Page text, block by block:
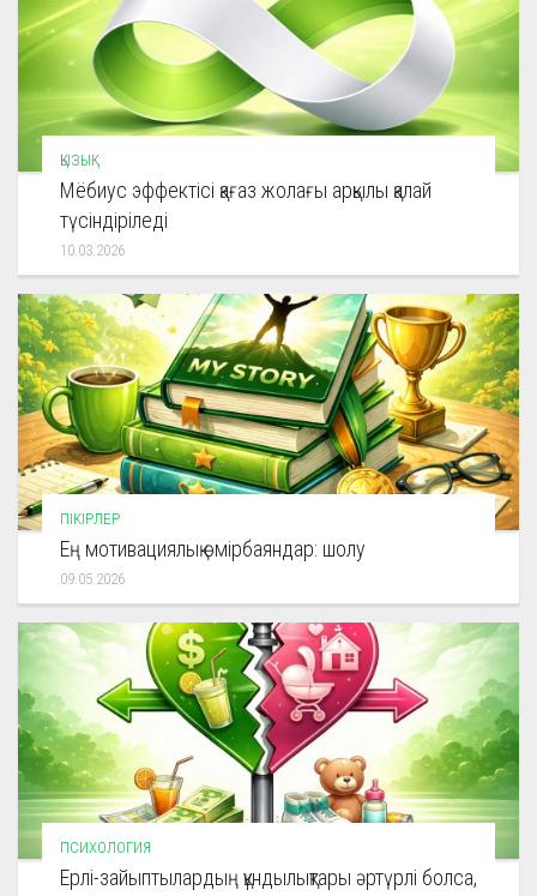
ҚЫЗЫҚ
Мёбиус эффектісі қағаз жолағы арқылы қалай
түсіндіріледі
10.03.2026
ПІКІРЛЕР
Ең мотивациялық өмірбаяндар: шолу
09.05.2026
ПСИХОЛОГИЯ
Ерлі-зайыптылардың құндылықтары әртүрлі болса,